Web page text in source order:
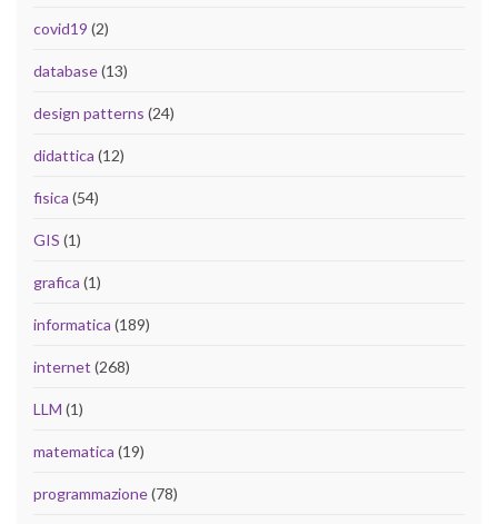
covid19 (2)
database(13)
design patterns (24)
didattica (12)
fisica (54)
GIS (1)
grafica (1)
informatica (189)
internet (268)
LLM (1)
matematica (19)
programmazione(78)